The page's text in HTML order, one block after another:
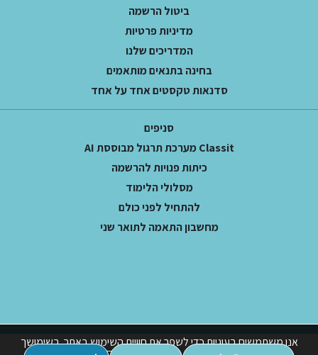
ביטול הרשמה
מדיניות פרטיות
המדריכים שלנו
בחינה בתנאים מותאמים
סדנאות טקסטים אחד על אחד
סניפים
Classit מערכת תרגול מבוססת AI
כיתות פנויות להרשמה
מסלולי הלימוד
להתחיל לפני כולם
מחשבון התאמה לתואר שני
אנו משתמשים בעוגיות כדי לשפר את חוויית השימוש באתר. בשימושך